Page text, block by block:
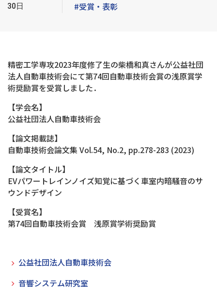
30日
#受賞・表彰
精密工学専攻2023年度修了生の柴橋和真さんが公益社団
法人自動車技術会にて第74回自動車技術会賞の浅原賞学
術奨励賞を受賞しました．
【学会名】
公益社団法人自動車技術会
【論文掲載誌】
自動車技術会論文集 Vol.54, No.2, pp.278-283 (2023)
【論文タイトル】
EVパワートレインノイズ知覚に基づく車室内暗騒音のサ
ウンドデザイン
【受賞名】
第74回自動車技術会賞 浅原賞学術奨励賞
公益社団法人自動車技術会
音響システム研究室